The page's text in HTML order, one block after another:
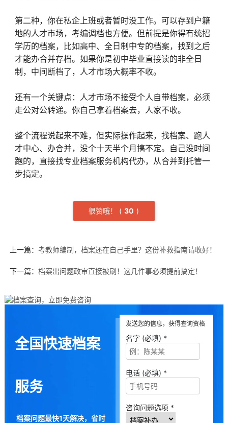
第二种，你在私企上班或者暂时没工作。可以存到户籍
地的人才市场，考编调档也方便。但前提是你得有统招
学历的档案，比如高中、全日制中专的档案，找到之后
才能办合并存档。如果你是初中毕业直接读的非全日
制，中间断档了，人才市场大概率不收。
还有一个关键点：人才市场不接受个人自带档案，必须
走公对公转递。你自己拿着档案去，人家不收。
整个流程说起来不难，但实际操作起来，找档案、跑人
才中心、办合并，没个十天半个月搞不定。自己没时间
跑的，直接找专业档案服务机构代办，从合并到托管一
步搞定。
很赞哦！ ( 30 )
上一篇： 考教师编制，档案还在自己手里？这份补救指南请收好！
下一篇： 档案出问题政审直接被刷！这几件事必须提前搞定！
全国快速档案
服务
档案问题最快1天解决，省时
发送您的信息，获得查询资格
名字 (必填) *
电话 (必填) *
咨询问题选项 *